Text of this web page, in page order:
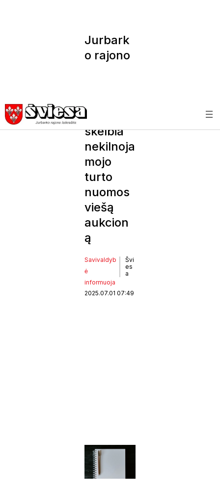
Jurbark
o rajono
racija
skelbia
nekilnoja
mojo
turto
nuomos
viešą
aukcion
ą
Savivaldyb
ė
informuoja
Švi
es
a
2025.07.01 07:49